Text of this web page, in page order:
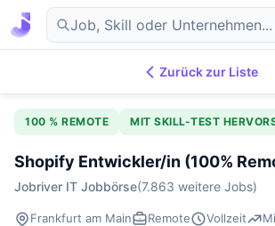
DE
Zurück zur Liste
100 % REMOTE MIT SKILL-TEST
Shopify Entwickler/in (100%
Jobriver IT Jobbörse(7.863 weitere Jobs)
Frankfurt am Main Remote Vollzeit